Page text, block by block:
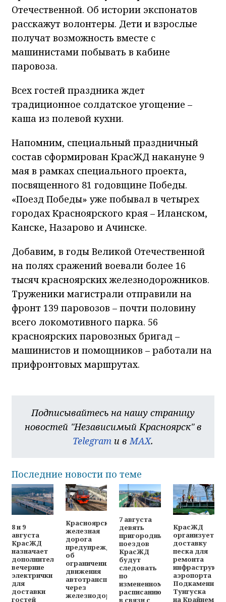
Отечественной. Об истории экспонатов
расскажут волонтеры. Дети и взрослые
получат возможность вместе с
машинистами побывать в кабине
паровоза.
Всех гостей праздника ждет
традиционное солдатское угощение –
каша из полевой кухни.
Напомним, специальный праздничный
состав сформирован КрасЖД накануне 9
мая в рамках специального проекта,
посвященного 81 годовщине Победы.
«Поезд Победы» уже побывал в четырех
городах Красноярского края – Иланском,
Канске, Назарово и Ачинске.
Добавим, в годы Великой Отечественной
на полях сражений воевали более 16
тысяч красноярских железнодорожников.
Труженики магистрали отправили на
фронт 139 паровозов – почти половину
всего локомотивного парка. 56
красноярских паровозных бригад –
машинистов и помощников – работали на
прифронтовых маршрутах.
Подписывайтесь на нашу страницу
новостей "Независимый Красноярск" в
Telegram и в MAX.
Последние новости по теме
8 и 9
августа
КрасЖД
назначает
дополнительные
вечерние
электрички
для
доставки
гостей
Красноярская
железная
дорога
предупреждает
об
ограничениях
движения
автотранспорта
через
железнодорожный
7 августа
девять
пригородных
поездов
КрасЖД
будут
следовать
по
измененному
расписанию
в связи с
КрасЖД
организует
доставку
песка для
ремонта
аэропорта
Подкаменная
Тунгуска
на Крайнем